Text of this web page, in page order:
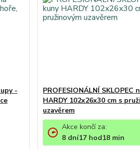
-
PROFESIONÁLNÍ SKLOPEC
HARDY 102x26x30 cm s
uzavěrem
Akce končí za:
8 dní17 hod18 min